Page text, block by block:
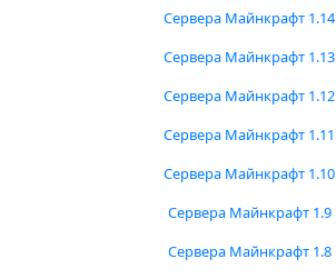
Сервера Майнкрафт 1.14
Сервера Майнкрафт 1.13
Сервера Майнкрафт 1.12
Сервера Майнкрафт 1.11
Сервера Майнкрафт 1.10
Сервера Майнкрафт 1.9
Сервера Майнкрафт 1.8